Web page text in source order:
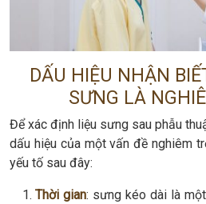
DẤU HIỆU NHẬN
SƯNG LÀ
Để xác định liệu sưng sau phẫu
dấu hiệu của một vấn đề nghiêm
yếu tố sau đây:
Thời gian: sưng kéo dài là